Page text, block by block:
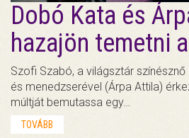
Dobó Kata és
hazajön temetni
Szofi Szabó, a világsztár
és menedzserével (Árpa Attila)
múltját bemutassa egy…
TOVÁBB